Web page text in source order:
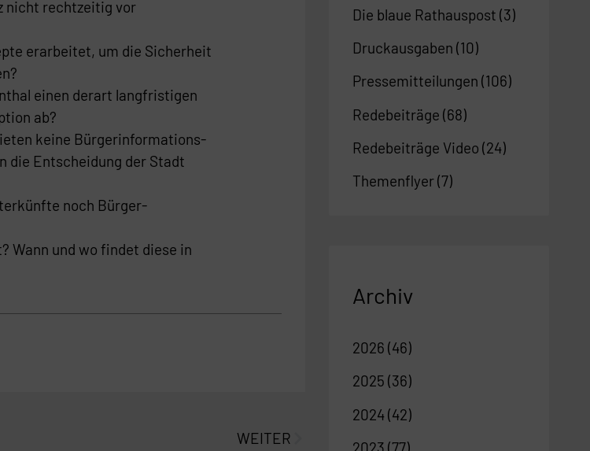
nicht rechtzeitig vor
erarbeitet, um die Sicherheit
einen derart langfristigen
ab?
keine Bürgerinformations-
die Entscheidung der Stadt
noch Bürger-
Wann und wo findet diese in
WEITER
Die blaue Rathauspost (3)
Druckausgaben (10)
Pressemitteilungen (106)
Redebeiträge (68)
Redebeiträge Video (24)
Themenflyer(7)
Archiv
2026 (46)
2025 (36)
2024 (42)
2023 (77)